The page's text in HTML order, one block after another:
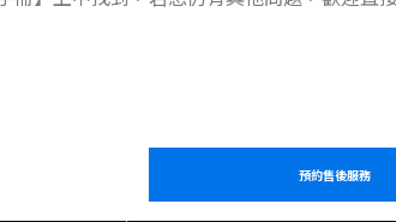
預約售後服務